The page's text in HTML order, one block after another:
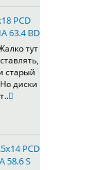
PCD
63.4 BD
тут
старый
диски
PCD
58.6 S